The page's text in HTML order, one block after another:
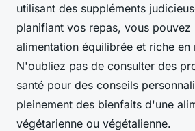
utilisant des suppléments
planifiant vos repas, vous pouvez
alimentation équilibrée et riche en
N'oubliez pas de consulter des
santé pour des conseils
pleinement des bienfaits d'une
végétarienne ou végétalienne.